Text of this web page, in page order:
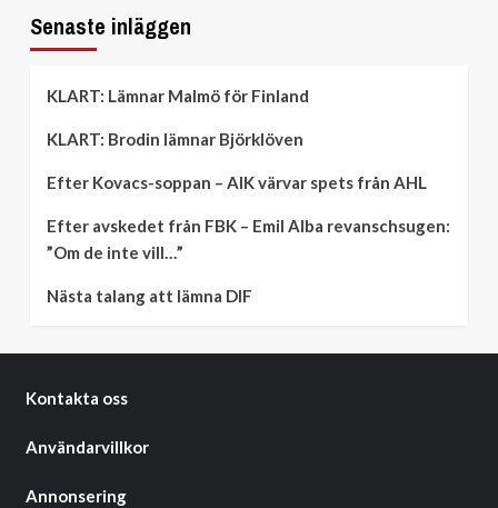
Senaste inläggen
KLART: Lämnar Malmö för Finland
KLART: Brodin lämnar Björklöven
Efter Kovacs-soppan – AIK värvar spets från AHL
Efter avskedet från FBK – Emil Alba revanschsugen:
”Om de inte vill…”
Nästa talang att lämna DIF
Kontakta oss
Användarvillkor
Annonsering